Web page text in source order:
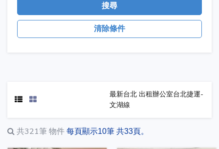
搜尋
清除條件
最新台北 出租辦公室台北捷運-
文湖線
共321筆 物件 每頁顯示10筆 共33頁。